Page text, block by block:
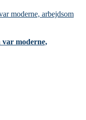
var moderne,